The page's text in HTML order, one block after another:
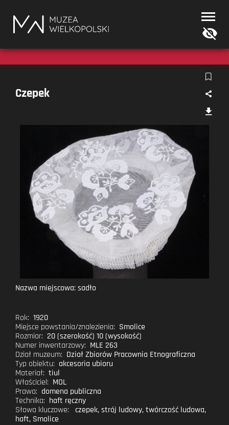
Muzea
Wielkopolski
Czepek
Nazwa miejscowa: sadło
Rok: 1920
Miejsce powstania/znalezienia: Smolice
Rozmiar: 20 (szerokość) 10 (wysokość)
Numer inwentarzowy: MLE 263
Dział muzeum: Dział Zbiorów Pracownia Etnograficzna
Typ obiektu: akcesoria ubioru
Materiał: tiul
Właściciel: MOL
Prawa: domena publiczna
Technika: haft ręczny
Słowa kluczowe:
czepek,strój ludowy,twórczość ludowa,
haft, Smolice